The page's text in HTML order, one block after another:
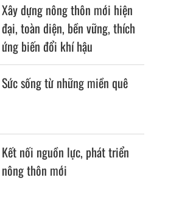
Xây dựng nông thôn mới hiện
đại, toàn diện, bền vững, thích
ứng biến đổi khí hậu
Sức sống từ những miền quê
Kết nối nguồn lực, phát triển
nông thôn mới